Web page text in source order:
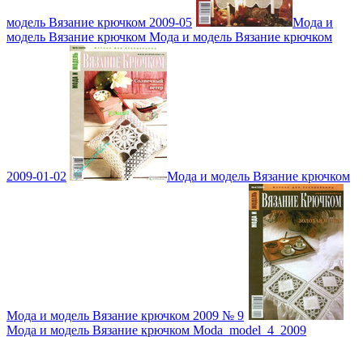
модель Вязание крючком 2009-05
Мода и
модель Вязание крючком Мода и модель Вязание крючком
2009-01-02 Мода и модель Вязание крючком
Мода и модель Вязание крючком 2009 № 9
Мода и модель Вязание крючком Moda_model_4_2009